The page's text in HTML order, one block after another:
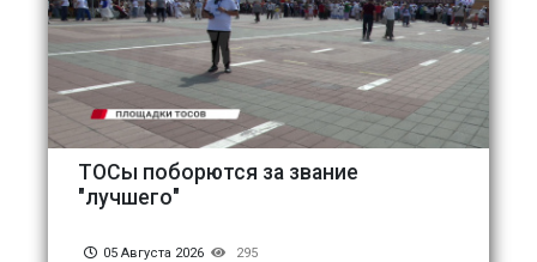
ТОСы поборются за звание
"лучшего"
05 Августа 2026 295